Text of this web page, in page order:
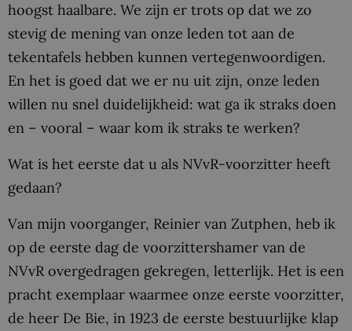
hoogst haalbare. We zijn er trots op dat we zo
stevig de mening van onze leden tot aan de
tekentafels hebben kunnen vertegenwoordigen.
En het is goed dat we er nu uit zijn, onze leden
willen nu snel duidelijkheid: wat ga ik straks doen
en – vooral – waar kom ik straks te werken?
Wat is het eerste dat u als NVvR-voorzitter heeft
gedaan?
Van mijn voorganger, Reinier van Zutphen, heb ik
op de eerste dag de voorzittershamer van de
NVvR overgedragen gekregen, letterlijk. Het is een
pracht exemplaar waarmee onze eerste voorzitter,
de heer De Bie, in 1923 de eerste bestuurlijke klap